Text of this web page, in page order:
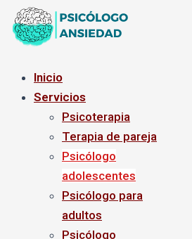
al
contenido
Inicio
Servicios
Psicoterapia
Terapia de pareja
Psicólogo
adolescentes
Psicólogo para
adultos
Psicólogo